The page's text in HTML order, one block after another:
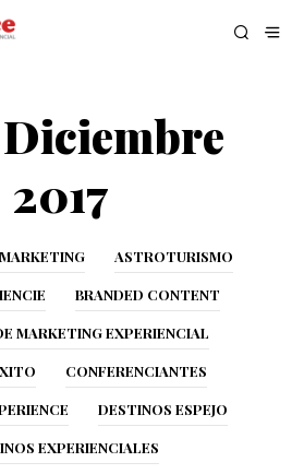
Diciembre
2017
ASTROTURISMO
BRANDED CONTENT
MARKETING EXPERIENCIAL
CONFERENCIANTES
DESTINOS ESPEJO
EXPERIENCIALES